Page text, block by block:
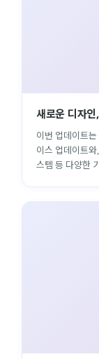
새로운 디자
이번 업데이트
이스 업데이트
스템 등 다양한